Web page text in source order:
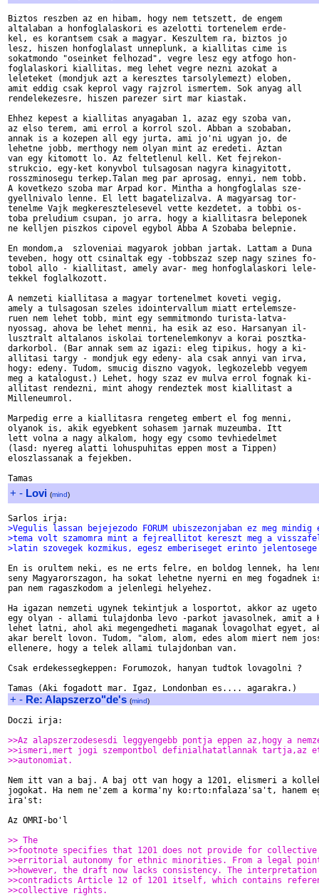
Biztos reszben az en hibam, hogy nem tetszett, de engem
altalaban a honfoglalaskori es azelotti tortenelem erde-
kel, es korantsem csak a magyar. Keszultem ra, biztos jo
lesz, hiszen honfoglalast unneplunk, a kiallitas cime is
sokatmondo "oseinket felhozad", vegre lesz egy atfogo hon-
foglalaskori kiallitas, meg lehet vegre nezni azokat a
leleteket (mondjuk azt a keresztes tarsolylemezt) eloben,
amit eddig csak keprol vagy rajzrol ismertem. Sok anyag all
rendelekezesre, hiszen parezer sirt mar kiastak.
Ehhez kepest a kiallitas anyagaban 1, azaz egy szoba van,
az elso terem, ami errol a korrol szol. Abban a szobaban,
annak is a kozepen all egy jurta, ami jo'ni ugyan jo, de
lehetne jobb, merthogy nem olyan mint az eredeti. Aztan
van egy kitomott lo. Az feltetlenul kell. Ket fejrekon-
strukcio, egy-ket konyvbol tulsagosan nagyra kinagyitott,
rosszminosegu terkep.Talan meg par aprosag, ennyi, nem tobb.
A kovetkezo szoba mar Arpad kor. Mintha a hongfoglalas sze-
gyellnivalo lenne. El lett bagatelizalva. A magyarsag tor-
tenelme Vajk megkeresztelesevel vette kezdetet, a tobbi os-
toba preludium csupan, jo arra, hogy a kiallitasra beleponek
ne kelljen piszkos cipovel egybol Abba A Szobaba belepnie.
En mondom,a  szloveniai magyarok jobban jartak. Lattam a Duna
teveben, hogy ott csinaltak egy -tobbszaz szep nagy szines fo-
tobol allo - kiallitast, amely avar- meg honfoglalaskori lele-
tekkel foglalkozott.
A nemzeti kiallitasa a magyar tortenelmet koveti vegig,
amely a tulsagosan szeles idointervallum miatt ertelemsze-
ruen nem lehet tobb, mint egy semmitmondo turista-latva-
nyossag, ahova be lehet menni, ha esik az eso. Harsanyan il-
lusztralt altalanos iskolai tortenelemkonyv a korai posztka-
darkorbol. (Bar annak sem az igazi: eleg tipikus, hogy a ki-
allitasi targy - mondjuk egy edeny- ala csak annyi van irva,
hogy: edeny. Tudom, smucig diszno vagyok, legkozelebb vegyem
meg a katalogust.) Lehet, hogy szaz ev mulva errol fognak ki-
allitast rendezni, mint ahogy rendeztek most kiallitast a
Milleneumrol.
Marpedig erre a kiallitasra rengeteg embert el fog menni,
olyanok is, akik egyebkent sohasem jarnak muzeumba. Itt
lett volna a nagy alkalom, hogy egy csomo tevhiedelmet
(lasd: nyereg alatti lohuspuhitas eppen most a Tippen)
eloszlassanak a fejekben.
+ - Lovi (mind)
>Vegulis lassan bejejezodo FORUM ubiszezonjaban ez meg mindig
>tema volt szamomra mint a fejreallitot kereszt meg a
>latin szovegek kozmikus, egesz emberiseget erinto
En is orultem neki, es ne erts felre, en boldog lennek, ha
seny Magyarorszagon, ha sokat lehetne nyerni en meg fogadnek
pan nem ragaszkodom a jelenlegi helyehez.
Ha igazan nemzeti ugynek tekintjuk a losportot, akkor az
egy olyan - allami tulajdonba levo -parkot javasolnek, amit a
lehet latni, ahol aki megengedheti maganak lovagolhat egyet,
akar berelt lovon. Tudom, "alom, alom, edes alom miert nem
ellenere, hogy a telek allami tulajdonban van.
Csak erdekessegkeppen: Forumozok, hanyan tudtok lovagolni ?
+ - Re: Alapszerzo"de's (mind)
Doczi irja:
>>Az alapszerzodesesdi leggyengebb pontja eppen az,hogy a
>>ismeri,mert jogi szempontbol definialhatatlannak tartja,az
>>autonomiat.
Nem itt van a baj. A baj ott van hogy a 1201, elismeri a
jogokat. Ha nem ne'zem a korma'ny ko:rto:nfalaza'sa't, hanem
ira'st:
Az OMRI-bo'l
>> The
>>footnote specifies that 1201 does not provide for
>>erritorial autonomy for ethnic minorities. From a legal
>>however, the draft now lacks consistency. The interpretation
>>contradicts Article 12 of 1201 itself, which contains
>>collective rights.